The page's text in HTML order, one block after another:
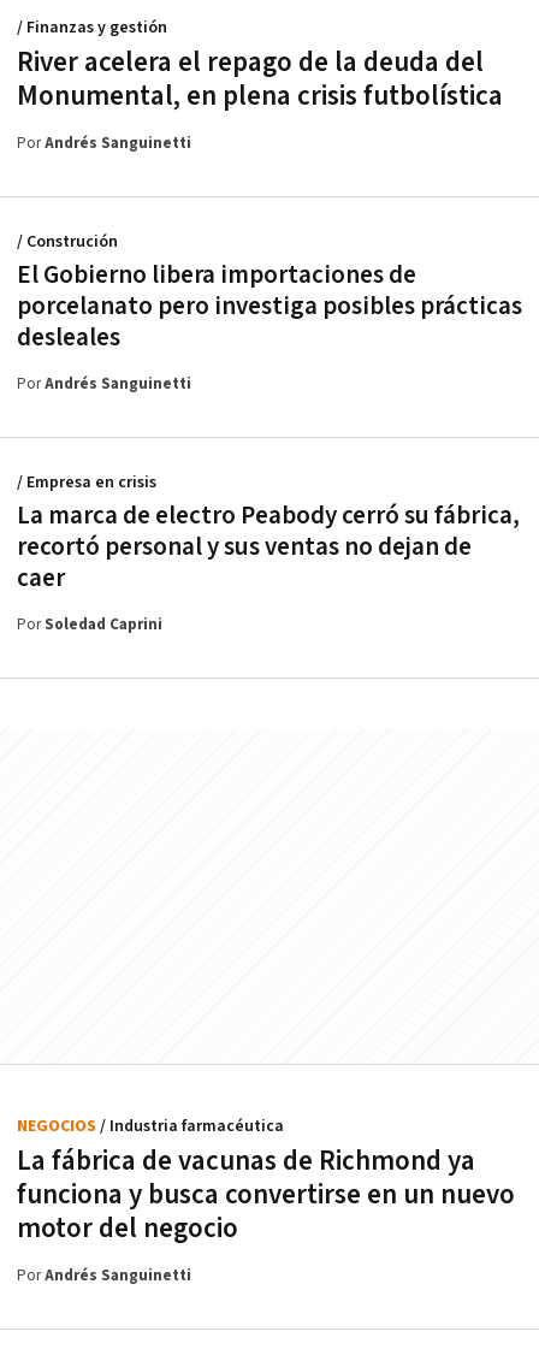
River acelera el repago de la deuda del
Monumental, en plena crisis futbolística
/ Finanzas y gestión
PorAndrés Sanguinetti
El Gobierno libera importaciones de
porcelanato pero investiga posibles prácticas
desleales
/ Construción
PorAndrés Sanguinetti
La marca de electro Peabody cerró su fábrica,
recortó personal y sus ventas no dejan de
caer
/ Empresa en crisis
PorSoledad Caprini
La fábrica de vacunas de Richmond ya
funciona y busca convertirse en un nuevo
motor del negocio
NEGOCIOS / Industria farmacéutica
PorAndrés Sanguinetti